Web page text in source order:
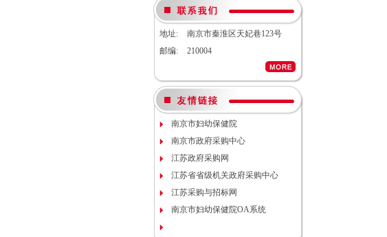
具）项目院内咨询讨论会
南京市妇幼保健院医用耗材
（NJFYCG-202611）院内比选项目
通知
南京市妇幼保健院建院90周年宣传
磁等设备维保服务院内咨询讨论会
南京市妇幼保健院护理部模型项目
说明
南京市妇幼保健院减压沸腾式清洗
2025DS12）开标时间的更正通知
南京市妇幼保健院“金陵托育”微信
运营服务项目调研公告
关于南京市妇幼保健院病理科送第
三方检测（NJFYCG-202543）院内
比选项目的通知
南京市妇幼保健院运动测评工具
地址:
南京市秦淮区天妃巷123号
邮编:
210004
南京市妇幼保健院
南京市政府采购中心
江苏政府采购网
江苏省省级机关政府采购中心
江苏采购与招标网
南京市妇幼保健院OA系统